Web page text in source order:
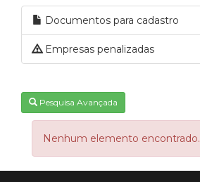
Documentos para cadastro
Empresas penalizadas
Pesquisa Avançada
Nenhum elemento encontrado.